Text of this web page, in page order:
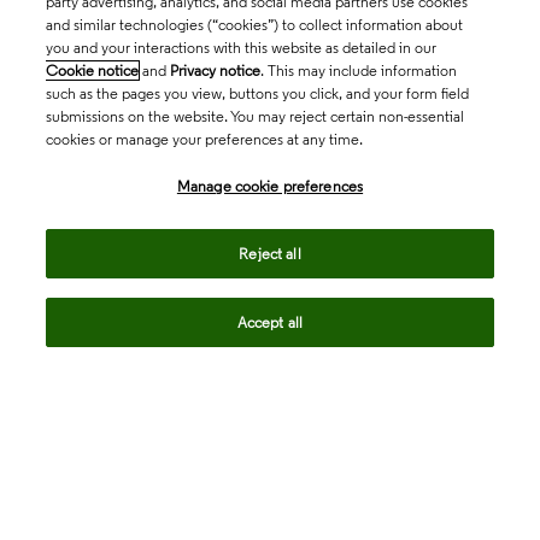
and similar technologies (“cookies”) to collect information about
you and your interactions with this website as detailed in our
Cookie notice and Privacy notice. This may include information
such as the pages you view, buttons you click, and your form field
submissions on the website. You may reject certain non-essential
cookies or manage your preferences at any time.
Manage cookie preferences
Reject all
Accept all